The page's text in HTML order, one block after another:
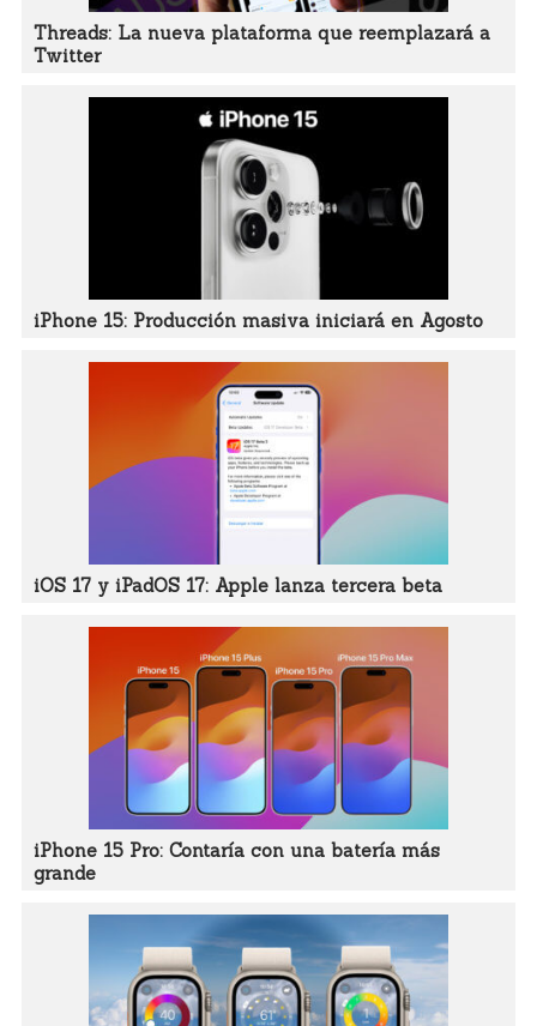
Threads: La nueva plataforma que reemplazará a
Twitter
iPhone 15: Producción masiva iniciará en Agosto
iOS 17 y iPadOS 17: Apple lanza tercera beta
iPhone 15 Pro: Contaría con una batería más
grande